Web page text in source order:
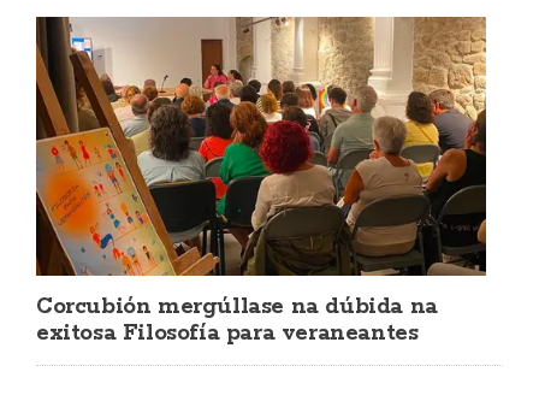
Corcubión mergúllase na dúbida na
exitosa Filosofía para veraneantes